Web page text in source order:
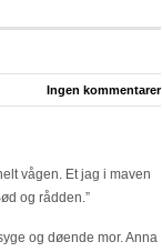
Ingen kommentarer
vågen. Et jag i maven
og rådden.”
og døende mor. Anna